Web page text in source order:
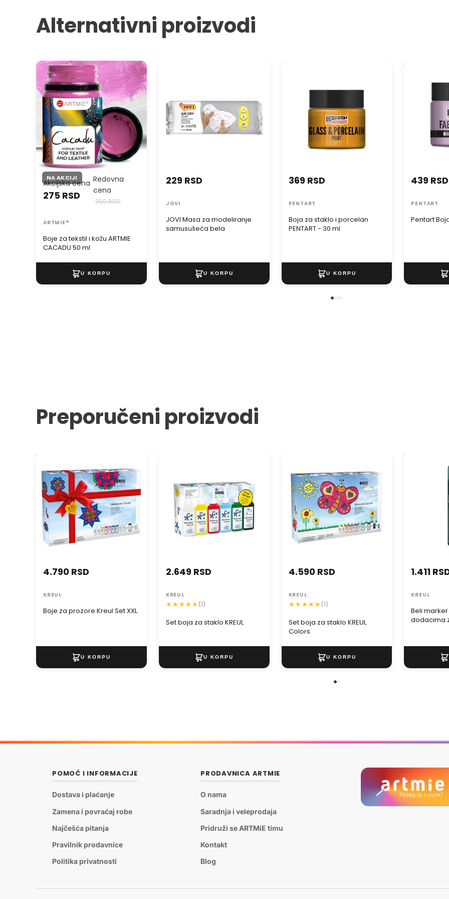
Alternativni proizvodi
Boje za tekstil i kožu ARTMIE
CACADU 50 ml
NA AKCIJI
Boje za tekstil i kožu ARTMIE
CACADU 50 ml
Akcijska cena
275 RSD
Redovna
cena
359 RSD
ARTMIE®
JOVI Masa za modeliranje
samusušeća bela
229 RSD
JOVI
Boja za staklo i porcelan
Boja za staklo i porcelan
PENTART - 30 ml
369 RSD
PENTART
Pentart Boja
Pentart
439 RSD
PENTART
Preporučeni proizvodi
Boje za prozore Kreul Set XXL
Boje za prozore Kreul Set XXL
4.790 RSD
KREUL
Set boja za staklo KREUL
2.649 RSD
KREUL
(1)
Set boja za staklo KREUL
Colors
4.590 RSD
KREUL
(1)
Beli marker
dodacima
Beli
dodacima
1.411
KREUL
POMOĆ I INFORMACIJE
Dostava i plaćanje
Zamena i povraćaj robe
Najčešća pitanja
Pravilnik prodavnice
Politika privatnosti
PRODAVNICA ARTMIE
O nama
Saradnja i veleprodaja
Pridruži se ARTMiE timu
Kontakt
Blog